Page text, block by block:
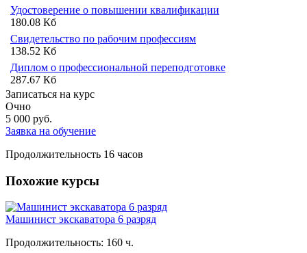
Удостоверение о повышении квалификации
180.08 Кб
Свидетельство по рабочим профессиям
138.52 Кб
Диплом о профессиональной переподготовке
287.67 Кб
Записаться на курс
Очно
5 000 руб.
Заявка на обучение
Продолжительность 16 часов
Похожие курсы
Машинист экскаватора 6 разряд
Продолжительность: 160 ч.